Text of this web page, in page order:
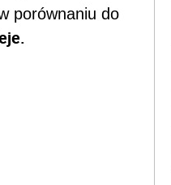
porównaniu do